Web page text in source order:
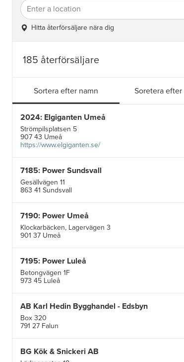
Hitta återförsäljare nära dig
185 återförsäljare
Sortera efter namn Soretera efter
2024: Elgiganten Umeå
Strömpilsplatsen 5
907 43 Umeå
https://www.elgiganten.se/
7185: Power Sundsvall
Gesällvägen 11
863 41 Sundsvall
7190: Power Umeå
Klockarbäcken, Lagervägen 3
901 37 Umeå
7195: Power Luleå
Betongvägen 1F
973 45 Luleå
AB Karl Hedin Bygghandel - Edsbyn
Box 320
791 27 Falun
BG Kök & Snickeri AB